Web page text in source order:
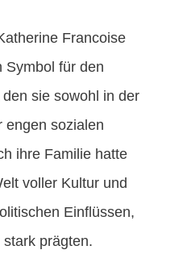
Francoise
Symbol für den
sie sowohl in der
engen sozialen
ihre Familie hatte
voller Kultur und
Einflüssen,
prägten.